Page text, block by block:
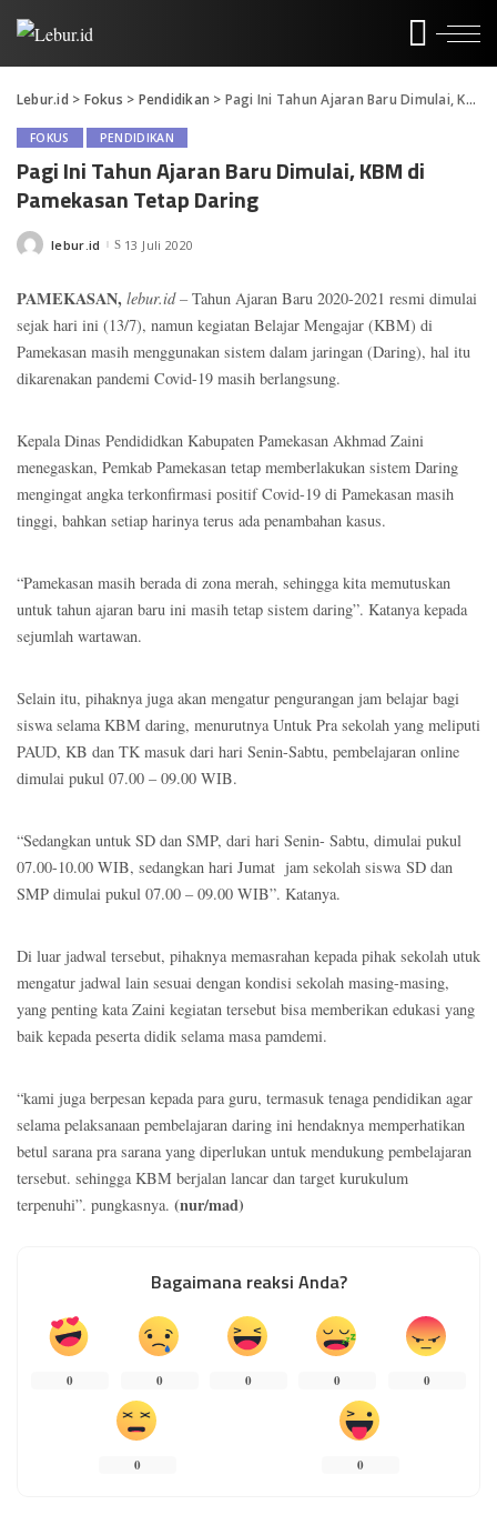
Lebur.id > Fokus > Pendidikan > Pagi Ini Tahun Ajaran Baru Dimulai, KBM di Pamekasan Tetap Daring
FOKUS PENDIDIKAN
Pagi Ini Tahun Ajaran Baru Dimulai, KBM di
Pamekasan Tetap Daring
Posted
lebur.id 13 Juli 2020
PAMEKASAN, lebur.id – Tahun Ajaran Baru 2020-2021 resmi dimulai
sejak hari ini (13/7), namun kegiatan Belajar Mengajar (KBM) di
Pamekasan masih menggunakan sistem dalam jaringan (Daring), hal itu
dikarenakan pandemi Covid-19 masih berlangsung.
Kepala Dinas Pendididkan Kabupaten Pamekasan Akhmad Zaini
menegaskan, Pemkab Pamekasan tetap memberlakukan sistem Daring
mengingat angka terkonfirmasi positif Covid-19 di Pamekasan masih
tinggi, bahkan setiap harinya terus ada penambahan kasus.
“Pamekasan masih berada di zona merah, sehingga kita memutuskan
untuk tahun ajaran baru ini masih tetap sistem daring”. Katanya kepada
sejumlah wartawan.
Selain itu, pihaknya juga akan mengatur pengurangan jam belajar bagi
siswa selama KBM daring, menurutnya Untuk Pra sekolah yang meliputi
PAUD, KB dan TK masuk dari hari Senin-Sabtu, pembelajaran online
dimulai pukul 07.00 – 09.00 WIB.
“Sedangkan untuk SD dan SMP, dari hari Senin- Sabtu, dimulai pukul
07.00-10.00 WIB, sedangkan hari Jumat jam sekolah siswa SD dan
SMP dimulai pukul 07.00 – 09.00 WIB”. Katanya.
Di luar jadwal tersebut, pihaknya memasrahan kepada pihak sekolah utuk
mengatur jadwal lain sesuai dengan kondisi sekolah masing-masing,
yang penting kata Zaini kegiatan tersebut bisa memberikan edukasi yang
baik kepada peserta didik selama masa pamdemi.
“kami juga berpesan kepada para guru, termasuk tenaga pendidikan agar
selama pelaksanaan pembelajaran daring ini hendaknya memperhatikan
betul sarana pra sarana yang diperlukan untuk mendukung pembelajaran
tersebut. sehingga KBM berjalan lancar dan target kurukulum
terpenuhi”. pungkasnya. (nur/mad)
Bagaimana reaksi Anda?
0 0 0 0 0
0 0